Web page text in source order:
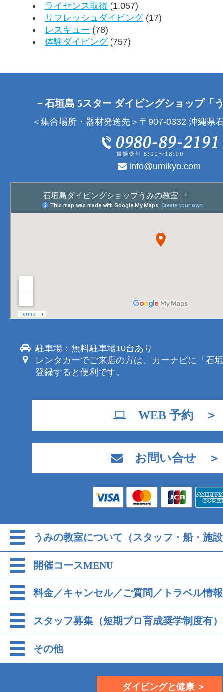
ライセンス取得 (1,057)
リフレッシュダイビング(17)
レスキュー (78)
体験ダイビング(757)
－石垣島 5スター ダイビングショップ「
＜集合場所・器材発送先＞〒907-0332 沖縄県
info@umikyo.com
駐車場：無料駐車場10台あり
レンタカーでご来店の方は、カーナビに「石
登録すると便利です。
WEB 予約 ＞
お問い合せ ＞
うみの教室について（スタッフ・船・施
開催コースMENU
料金／キャンセル／ご質問／トラベル情報
スタッフ募集（短期プロ育成奨学制度有）
その他
ダイビングと健康 ＞